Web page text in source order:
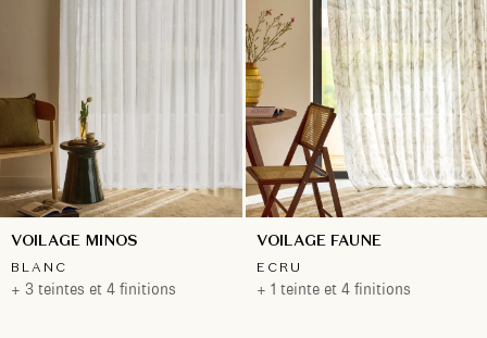
VOILAGE MINOS
BLANC
+ 3 teintes et 4 finitions
VOILAGE FAUNE
ECRU
+ 1 teinte et 4 finitions